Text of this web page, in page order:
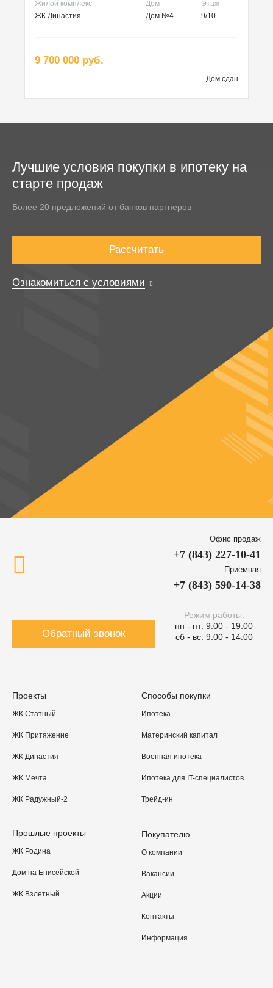
Жилой комплекс Дом
Этаж
ЖК Династия
Дом №4 9/10
9 700 000 руб.
Дом сдан
Лучшие условия покупки в ипотеку на
старте продаж
Более 20 предложений от банков партнеров
Рассчитать
Ознакомиться с условиями
Офис продаж
+7 (843) 227-10-41
Приёмная
+7 (843) 590-14-38
Обратный звонок
Режим работы:
пн - пт: 9:00 - 19:00
сб - вс: 9:00 - 14:00
Проекты
ЖК Статный
ЖК Притяжение
ЖК Династия
ЖК Мечта
ЖК Радужный-2
Прошлые проекты
ЖК Родина
Дом на Енисейской
ЖК Взлетный
Способы покупки
Ипотека
Материнский капитал
Военная ипотека
Ипотека для IT-специалистов
Трейд-ин
Покупателю
О компании
Вакансии
Акции
Контакты
Информация